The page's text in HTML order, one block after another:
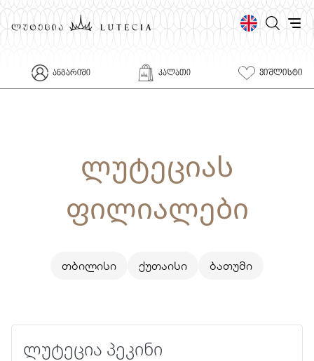
ᲐᲜᲒᲐᲠᲘᲨᲘ ᲙᲐᲚᲐᲗᲘ ᲕᲘᲨᲚᲘᲡᲢᲘ
ლუტეციას
ფილიალები
თბილისი ქუთაისი ბათუმი
ლუტეცია პეკინი